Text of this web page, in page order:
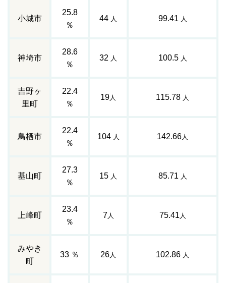
小城市
25.8
％
44 人 99.41 人
神埼市
28.6
％
32 人 100.5 人
吉野ヶ
里町
22.4
％
19人 115.78 人
鳥栖市
22.4
％
104 人 142.66人
基山町
27.3
％
15 人 85.71 人
上峰町
23.4
％
7 人 75.41人
みやき
町
33 ％ 26人 102.86 人